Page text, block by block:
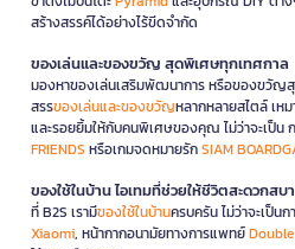
สร้างสรรค์ได้อย่างไร้ขีดจำกัด
ของเล่นและของขวัญ สุดพิเศษทุกเทศกาล
มองหาของเล่นเสริมพัฒนาการ หรือของขวัญ
สรรของเล่นและของขวัญหลากหลายสไตล์ เห
และรอยยิ้มให้กับคนพิเศษของคุณ ไม่ว่าจะเป็น
FRIENDS หรือเกมจดหมายรักSIAM
ของใช้ในบ้าน ไอเทมที่ช่วยให้ชีวิตสะดวกสบ
ที่ B2S เรามีของใช้ในบ้านครบครัน ไม่ว่าจะเป็น
Xiaomi, หน้ากากอนามัยทางการแพทย์